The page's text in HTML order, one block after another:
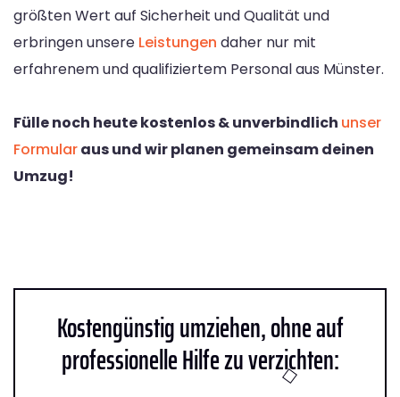
größten Wert auf Sicherheit und Qualität und
erbringen unsere Leistungen daher nur mit
erfahrenem und qualifiziertem Personal aus Münster.
Fülle noch heute kostenlos & unverbindlich unser
Formularaus und wir planen gemeinsam deinen
Umzug!
Kostengünstig umziehen, ohne auf
professionelle Hilfe zu verzichten: